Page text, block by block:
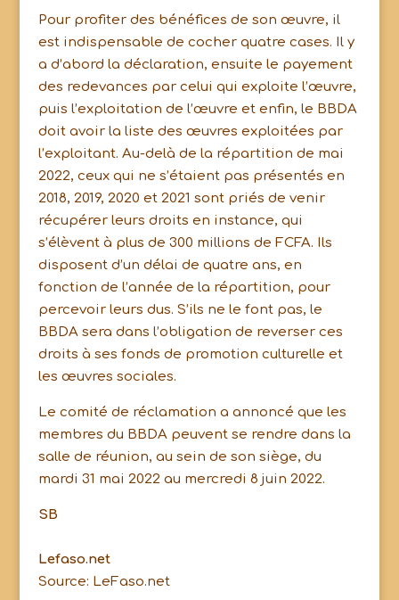
Pour profiter des bénéfices de son œuvre, il
est indispensable de cocher quatre cases. Il y
a d’abord la déclaration, ensuite le payement
des redevances par celui qui exploite l’œuvre,
puis l’exploitation de l’œuvre et enfin, le BBDA
doit avoir la liste des œuvres exploitées par
l’exploitant. Au-delà de la répartition de mai
2022, ceux qui ne s’étaient pas présentés en
2018, 2019, 2020 et 2021 sont priés de venir
récupérer leurs droits en instance, qui
s’élèvent à plus de 300 millions de FCFA. Ils
disposent d’un délai de quatre ans, en
fonction de l’année de la répartition, pour
percevoir leurs dus. S’ils ne le font pas, le
BBDA sera dans l’obligation de reverser ces
droits à ses fonds de promotion culturelle et
les œuvres sociales.
Le comité de réclamation a annoncé que les
membres du BBDA peuvent se rendre dans la
salle de réunion, au sein de son siège, du
mardi 31 mai 2022 au mercredi 8 juin 2022.
SB
Lefaso.net
Source: LeFaso.net